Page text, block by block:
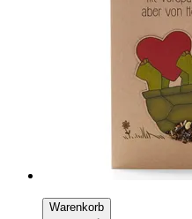
Warenkorb